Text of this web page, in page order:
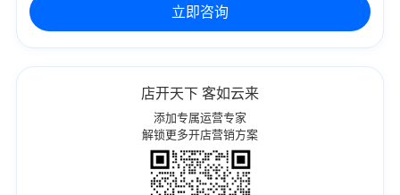
立即咨询
店开天下 客如云来
添加专属运营专家
解锁更多开店营销方案